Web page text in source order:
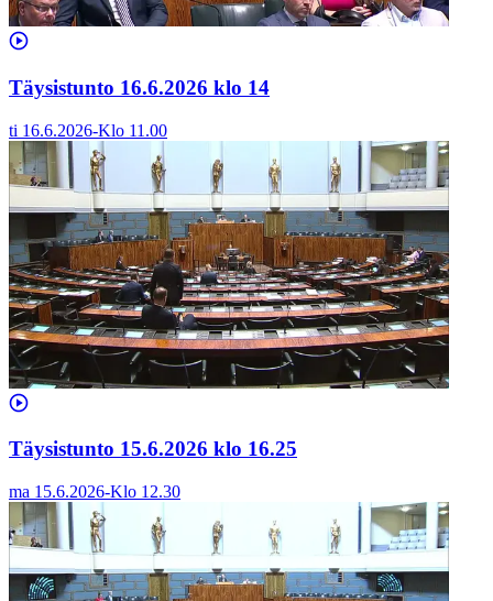
Täysistunto 16.6.2026 klo 14
ti 16.6.2026-Klo 11.00
Täysistunto 15.6.2026 klo 16.25
ma 15.6.2026-Klo 12.30